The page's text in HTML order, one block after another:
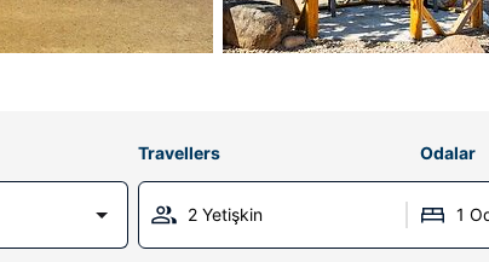
Travellers Odalar
2 Yetişkin 1